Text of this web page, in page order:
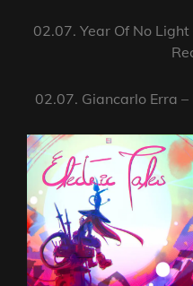
02.07. Year Of No
02.07. Giancarlo Erra